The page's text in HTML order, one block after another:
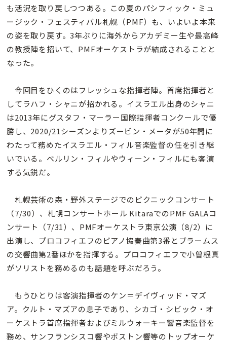
も活況を取り戻しつつある。この夏のパシフィック・ミュ
ージック・フェスティバル札幌（PMF）も、いよいよ本来
の姿を取り戻す。3年ぶりに海外からアカデミー生や最高峰
の教授陣を招いて、PMFオーケストラが結成されることと
なった。
今回目をひくのはフレッシュな指揮者陣。首席指揮者と
してラハフ・シャニが招かれる。イスラエル出身のシャニ
は2013年にグスタフ・マーラー国際指揮者コンクールで優
勝し、2020/21シーズンよりズービン・メータが50年間に
わたって務めたイスラエル・フィル音楽監督の任を引き継
いでいる。ベルリン・フィルやウィーン・フィルにも客演
する気鋭だ。
札幌芸術の森・野外ステージでのピクニックコンサート
（7/30）、札幌コンサートホール KitaraでのPMF GALAコ
ンサート（7/31）、PMFオーケストラ東京公演（8/2）に
出演し、プロコフィエフのピアノ協奏曲第3番とブラームス
の交響曲第2番ほかを指揮する。プロコフィエフで小曽根真
がソリストを務めるのも話題を呼ぶだろう。
もうひとりは客演指揮者のケン＝デイヴィッド・マズ
ア。クルト・マズアの息子であり、シカゴ・シビック・オ
ーケストラ首席指揮者およびミルウォーキー響音楽監督を
務め、サンフランシスコ響やボストン響等のトップオーケ